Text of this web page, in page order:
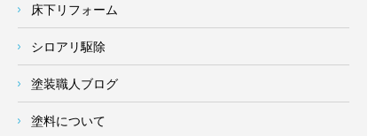
床下リフォーム
シロアリ駆除
塗装職人ブログ
塗料について